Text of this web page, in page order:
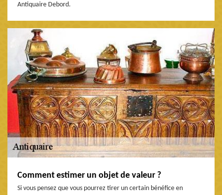
Antiquaire Debord.
Comment estimer un objet de valeur ?
Si vous pensez que vous pourrez tirer un certain bénéfice en